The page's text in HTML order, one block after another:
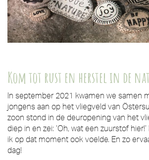
Kom tot rust en herstel in de
In september 2021 kwamen we samen
jongens aan op het vliegveld van
zoon stond in de deuropening van het
diep in en zei: ‘Oh, wat een zuurstof
ik op dat moment ook voelde. En zo
dag!